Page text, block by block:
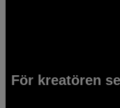
För kreatören